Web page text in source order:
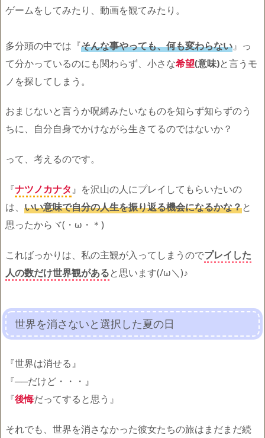
ゲームをしてみたり、動画を観てみたり。
多分頭の中では『そんな事やっても、何も変わらない』っ
て分かっているのにも関わらず、小さな希望(意味)と言うモ
ノを探してしまう。
おまじないと言うか呪縛みたいなものを知らず知らずのう
ちに、自分自身でかけながら生きてるのではないか？
って、考えるのです。
『ナツノカナタ』を沢山の人にプレイしてもらいたいの
は、 いい意味で自分の人生を振り返る機会になるかな？と
思ったからヾ(・ω・＊)
こればっかりは、私の主観が入ってしまうのでプレイした
人の数だけ世界観があると思います(/ω＼)♪
世界を消さないと選択した夏の日
『世界は消せる』
『──だけど・・・』
『後悔だってすると思う』
それでも、世界を消さなかった彼女たちの旅はまだまだ続